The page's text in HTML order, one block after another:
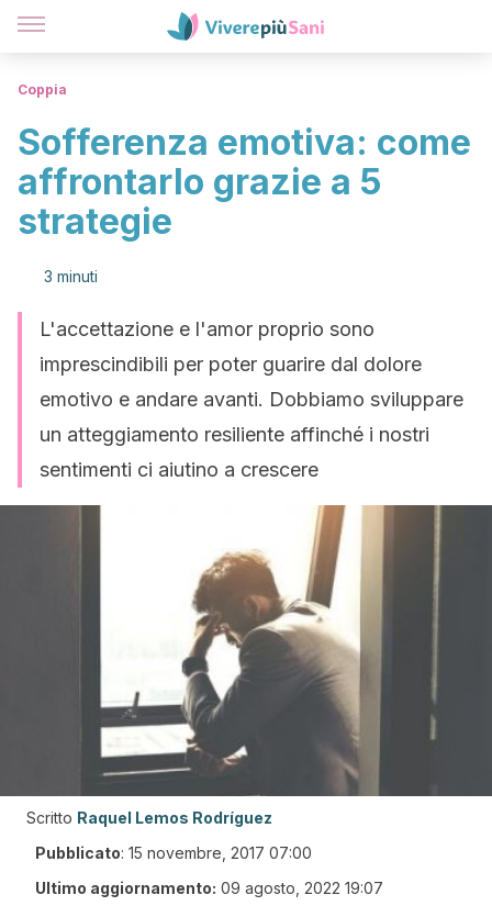
Coppia
Sofferenza emotiva: come
affrontarlo grazie a 5
strategie
3 minuti
L'accettazione e l'amor proprio sono
imprescindibili per poter guarire dal dolore
emotivo e andare avanti. Dobbiamo sviluppare
un atteggiamento resiliente affinché i nostri
sentimenti ci aiutino a crescere
Scritto Raquel Lemos Rodríguez
Pubblicato: 15 novembre, 2017 07:00
Ultimo aggiornamento: 09 agosto, 2022 19:07